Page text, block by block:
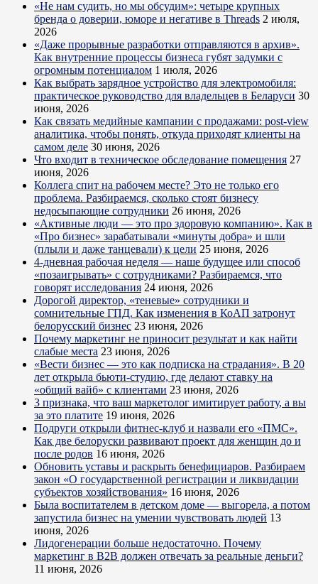
«Не нам судить, но мы обсудим»: четыре крупных
бренда о доверии, юморе и негативе в Threads 2 июля,
2026
«Даже прорывные разработки отправляются в архив».
Как внутренние процессы бизнеса губят задумки с
огромным потенциалом 1 июля, 2026
Как выбрать зарядное устройство для электромобиля:
практическое руководство для владельцев в Беларуси 30
июня, 2026
Как связать медийные кампании с продажами: post-view
аналитика, чтобы понять, откуда приходят клиенты на
самом деле 30 июня, 2026
Что входит в техническое обследование помещения 27
июня, 2026
Коллега спит на рабочем месте? Это не только его
проблема. Разбираемся, сколько стоят бизнесу
недосыпающие сотрудники 26 июня, 2026
«Активные люди — это про здоровую компанию». Как в
«Про бизнес» зарабатывали «минуты добра» и шли
(плыли и даже танцевали) к цели 25 июня, 2026
4-дневная рабочая неделя — наше будущее или способ
«позаигрывать» с сотрудниками? Разбираемся, что
говорят исследования 24 июня, 2026
Дорогой директор, «теневые» сотрудники и
сомнительные ГПД. Как изменения в КоАП затронут
белорусский бизнес 23 июня, 2026
Почему маркетинг не приносит результат и как найти
слабые места 23 июня, 2026
«Вести бизнес — это как подписка на страдания». В 20
лет открыла бьюти-студию, где делают ставку на
«общий вайб» с клиентами 23 июня, 2026
3 признака, что ваш маркетолог имитирует работу, а вы
за это платите 19 июня, 2026
Подруги открыли фитнес-клуб и назвали его «ПМС».
Как две белоруски развивают проект для женщин до и
после родов 16 июня, 2026
Обновить уставы и раскрыть бенефициаров. Разбираем
закон «О государственной регистрации и ликвидации
субъектов хозяйствования» 16 июня, 2026
Была воспитателем в детском доме — выгорела, а потом
запустила бизнес на умении чувствовать людей 13
июня, 2026
Лидогенерации больше недостаточно. Почему
маркетинг в B2B должен отвечать за реальные деньги?
11 июня, 2026